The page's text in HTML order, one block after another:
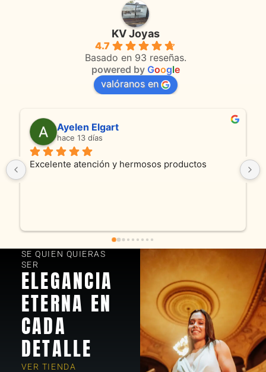
KV Joyas
4.7
Basado en 93 reseñas.
powered by Google
valóranos en
Ayelen Elgart
hace 13 días
Excelente atención y hermosos productos
SE QUIEN QUIERAS
SER
ELEGANCIA
ETERNA EN
CADA
DETALLE
VER TIENDA